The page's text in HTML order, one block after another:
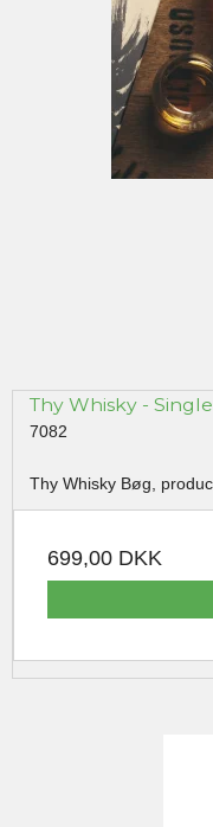
Thy Whisky -
7082
Thy Whisky Bøg,
699,00 DKK